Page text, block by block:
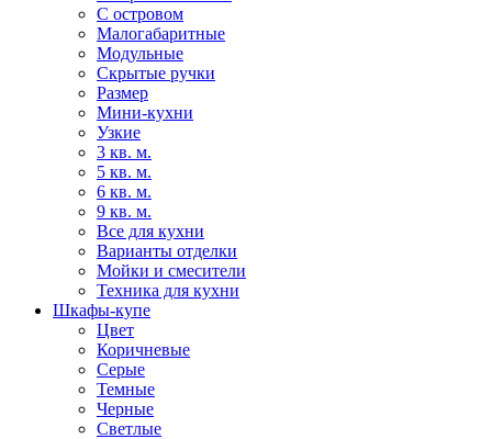
С островом
Малогабаритные
Модульные
Скрытые ручки
Размер
Мини-кухни
Узкие
3 кв. м.
5 кв. м.
6 кв. м.
9 кв. м.
Все для кухни
Варианты отделки
Мойки и смесители
Техника для кухни
Шкафы-купе
Цвет
Коричневые
Серые
Темные
Черные
Светлые